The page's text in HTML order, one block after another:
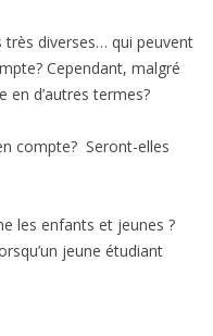
diverses… qui peuvent
Cependant, malgré
en d’autres termes?
compte? Seront-elles
les enfants et jeunes ?
jeune étudiant